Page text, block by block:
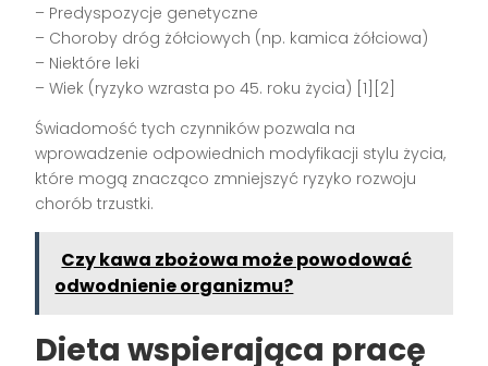
– Predyspozycje genetyczne
– Choroby dróg żółciowych (np. kamica żółciowa)
– Niektóre leki
– Wiek (ryzyko wzrasta po 45. roku życia) [1][2]
Świadomość tych czynników pozwala na
wprowadzenie odpowiednich modyfikacji stylu życia,
które mogą znacząco zmniejszyć ryzyko rozwoju
chorób trzustki.
Czy kawa zbożowa może powodować
odwodnienie organizmu?
Dieta wspierająca pracę